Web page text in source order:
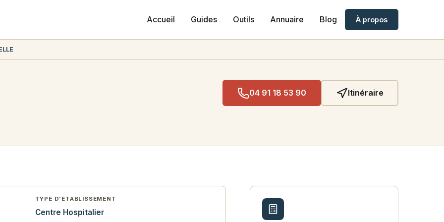
Accueil Guides Outils Annuaire Blog À propos
04 91 18 53 90 Itinéraire
TYPE D'ÉTABLISSEMENT
Centre Hospitalier